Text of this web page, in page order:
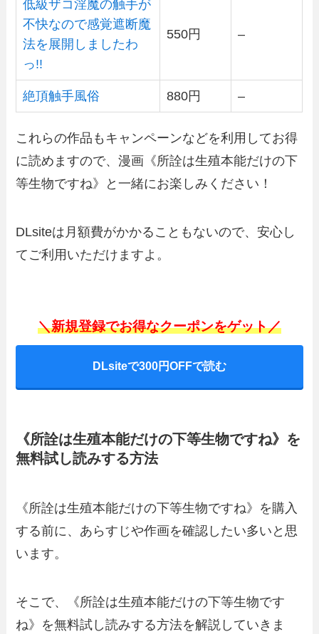
低級ザコ淫魔の触手が
不快なので感覚遮断魔
法を展開しましたわ
っ!!
550円 –
絶頂触手風俗 880円 –
これらの作品もキャンペーンなどを利用してお得
に読めますので、漫画《所詮は生殖本能だけの下
等生物ですね》と一緒にお楽しみください！
DLsiteは月額費がかかることもないので、安心し
てご利用いただけますよ。
＼新規登録でお得なクーポンをゲット／
DLsiteで300円OFFで読む
《所詮は生殖本能だけの下等生物ですね》を
無料試し読みする方法
《所詮は生殖本能だけの下等生物ですね》を購入
する前に、あらすじや作画を確認したい多いと思
います。
そこで、《所詮は生殖本能だけの下等生物です
ね》を無料試し読みする方法を解説していきま